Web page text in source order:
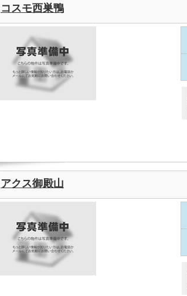
コスモ西巣鴨
アクス御殿山